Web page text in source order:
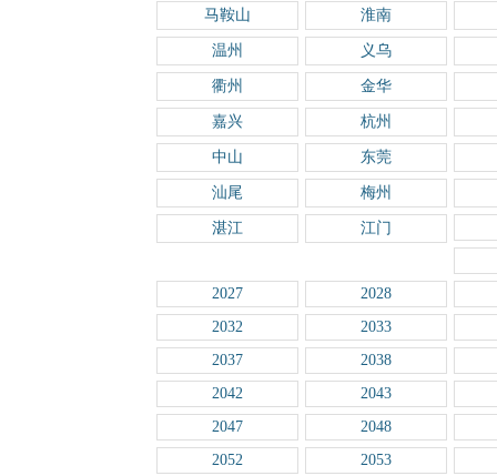
马鞍山 淮南
温州 义乌
衢州 金华
嘉兴 杭州
中山 东莞
汕尾 梅州
湛江 江门
2027
2028
2032
2033
2037
2038
2042
2043
2047
2048
2052
2053